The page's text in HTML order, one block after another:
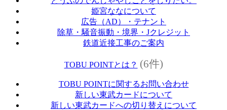
姫宮ななについて
広告（AD）・テナント
除草・騒音振動・境界・Jクレジット
鉄道近接工事のご案内
TOBU POINTとは？ (6件)
TOBU POINTに関するお問い合わせ
新しい東武カードについて
新しい東武カードへの切り替えについて